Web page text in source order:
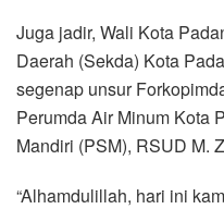
Juga jadir, Wali Kota
Daerah (Sekda) Kota
segenap unsur
Perumda Air Minum Kota
Mandiri (PSM), RSUD M.
“Alhamdulillah, hari ini